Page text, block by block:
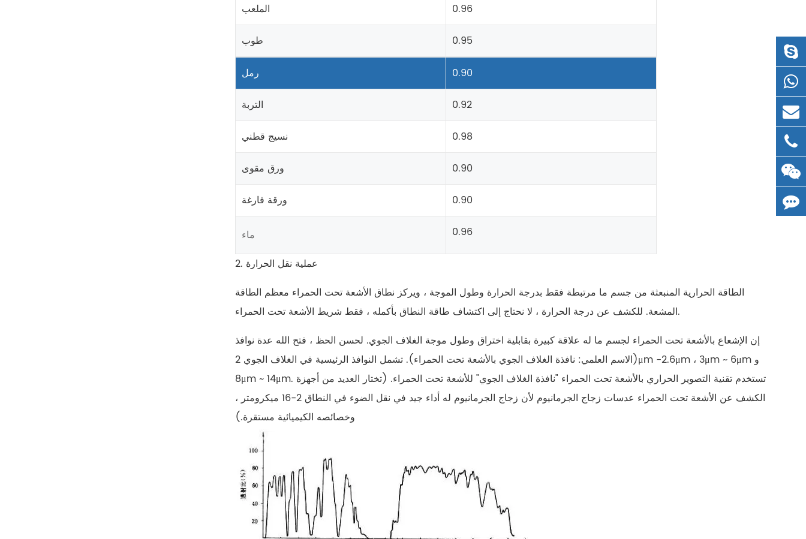
الملعب 0.96
طوب 0.95
رمل 0.90
التربة 0.92
نسيج قطني 0.98
ورق مقوى 0.90
ورقة فارغة 0.90
ماء 0.96
2. عملية نقل الحرارة
الطاقة الحرارية المنبعثة من جسم ما مرتبطة فقط بدرجة الحرارة وطول الموجة ، ويركز نطاق الأشعة تحت الحمراء معظم الطاقة
المشعة. للكشف عن درجة الحرارة ، لا نحتاج إلى اكتشاف طاقة النطاق بأكمله ، فقط شريط الأشعة تحت الحمراء.
إن الإشعاع بالأشعة تحت الحمراء لجسم ما له علاقة كبيرة بقابلية اختراق وطول موجة الغلاف الجوي. لحسن الحظ ، فتح الله عدة نوافذ
(الاسم العلمي: نافذة الغلاف الجوي بالأشعة تحت الحمراء). تشمل النوافذ الرئيسية في الغلاف الجوي 2μm -2.6μm ، 3μm ~ 6μm و
8μm ~ 14μm. تستخدم تقنية التصوير الحراري بالأشعة تحت الحمراء "نافذة الغلاف الجوي" للأشعة تحت الحمراء. (تختار العديد من أجهزة
الكشف عن الأشعة تحت الحمراء عدسات زجاج الجرمانيوم لأن زجاج الجرمانيوم له أداء جيد في نقل الضوء في النطاق 2-16 ميكرومتر ،
وخصائصه الكيميائية مستقرة.)